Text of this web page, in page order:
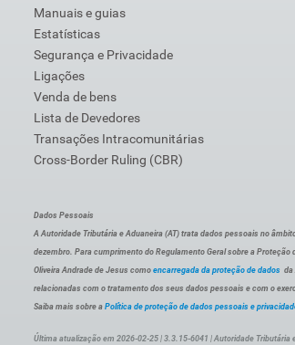
Manuais e guias
Estatísticas
Segurança e Privacidade
Ligações
Venda de bens
Lista de Devedores
Transações Intracomunitárias
Cross-Border Ruling (CBR)
Dados Pessoais
A Autoridade Tributária e Aduaneira (AT) trata dados pessoais no
dezembro. Para cumprimento do Regulamento Geral sobre a Proteção
Oliveira Andrade de Jesus como encarregada da proteção de dados da
relacionadas com o tratamento dos seus dados pessoais e com o
Saiba mais sobre a Política de proteção de dados pessoais e
Última atualização em 2026-02-25 | 3.3.15-6041 | Autoridade Tributária